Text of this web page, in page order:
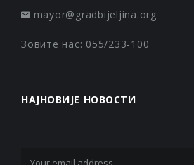
mayor@gradbijeljina.org
Зовите нас: 055/233-100
НАЈНОВИЈЕ НОВОСТИ